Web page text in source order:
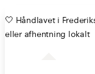
🤍 Håndlavet i
eller afhentning lokalt